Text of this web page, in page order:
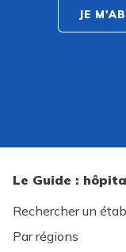
JE
Le Guide :
Rechercher un
Par régions